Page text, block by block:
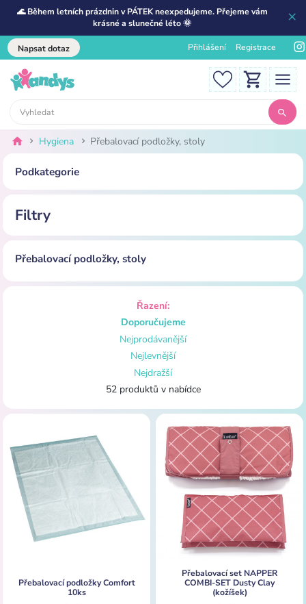
🌊 Během letních prázdnin v PÁTEK neexpedujeme. Přejeme vám
krásné a slunečné léto 🌞
Napsat dotaz Přihlášení Registrace
Hygiena Přebalovací podložky, stoly
Podkategorie
Filtry
Přebalovací podložky, stoly
Řazení:
Doporučujeme
Nejprodávanější
Nejlevnější
Nejdražší
52 produktů v nabídce
Přebalovací podložky Comfort
10ks
Přebalovací set NAPPER
COMBI-SET Dusty Clay
(kožíšek)